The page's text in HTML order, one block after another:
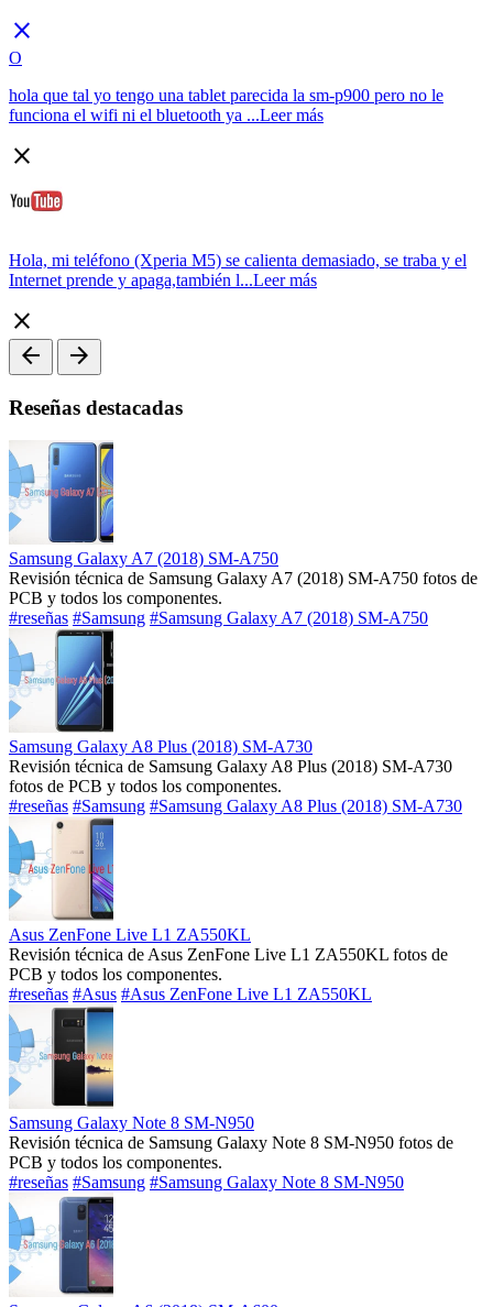
close
O
hola que tal yo tengo una tablet parecida la sm-p900 pero no le
funciona el wifi ni el bluetooth ya ...Leer más
close
Hola, mi teléfono (Xperia M5) se calienta demasiado, se traba y el
Internet prende y apaga,también l...Leer más
close
arrow_back
arrow_forward
Reseñas destacadas
Samsung Galaxy A7 (2018) SM-A750
Revisión técnica de Samsung Galaxy A7 (2018) SM-A750 fotos de
PCB y todos los componentes.
#reseñas #Samsung #Samsung Galaxy A7 (2018) SM-A750
Samsung Galaxy A8 Plus (2018) SM-A730
Revisión técnica de Samsung Galaxy A8 Plus (2018) SM-A730
fotos de PCB y todos los componentes.
#reseñas #Samsung #Samsung Galaxy A8 Plus (2018) SM-A730
Asus ZenFone Live L1 ZA550KL
Revisión técnica de Asus ZenFone Live L1 ZA550KL fotos de
PCB y todos los componentes.
#reseñas #Asus #Asus ZenFone Live L1 ZA550KL
Samsung Galaxy Note 8 SM-N950
Revisión técnica de Samsung Galaxy Note 8 SM-N950 fotos de
PCB y todos los componentes.
#reseñas #Samsung #Samsung Galaxy Note 8 SM-N950